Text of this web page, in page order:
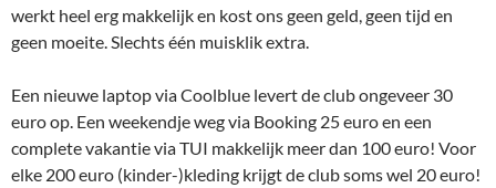
werkt heel erg makkelijk en kost ons geen geld, geen tijd en
geen moeite. Slechts één muisklik extra.
Een nieuwe laptop via Coolblue levert de club ongeveer 30
euro op. Een weekendje weg via Booking 25 euro en een
complete vakantie via TUI makkelijk meer dan 100 euro! Voor
elke 200 euro (kinder-)kleding krijgt de club soms wel 20 euro!